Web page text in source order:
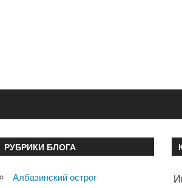
РУБРИКИ БЛОГА
Албазинский острог